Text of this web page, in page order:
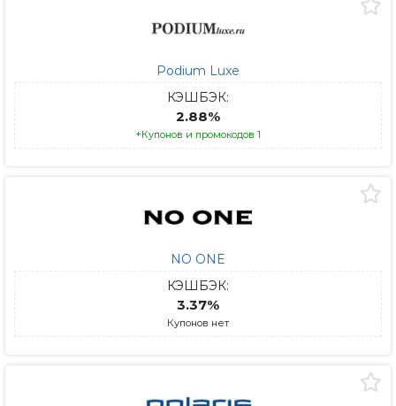
Podium Luxe
КЭШБЭК:
2.88%
+Купонов и промокодов 1
NO ONE
КЭШБЭК:
3.37%
Купонов нет